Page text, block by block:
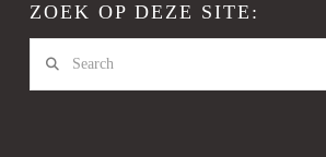
ZOEK OP DEZE SITE: